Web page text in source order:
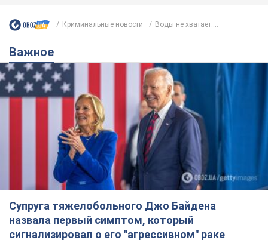
Криминальные новости Воды не хватает:...
Важное
Супруга тяжелобольного Джо Байдена
назвала первый симптом, который
сигнализировал о его "агрессивном" раке